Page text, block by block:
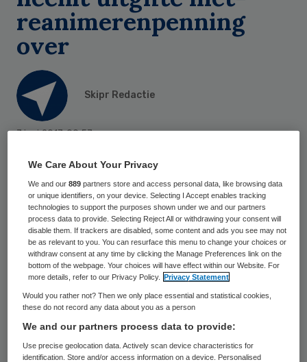
reanimerenpenning
over
Skipr Redactie
7 juni 2017,09:57
De NVVE (Nederlandse Vereniging voor een
Vrijwillig Levenseinde) heeft de uitgifte van
de niet-reanimerenpenning overgedragen
aan de Nederlandse Patiëntenfederatie.
Daarmee wordt de penning losgekoppeld
van een lidmaatschap van de NVVE.
Door de penning te dragen geven mensen
aan dat zij, bijvoorbeeld bij een
We Care About Your Privacy
We and our889 partners store and access personal data, like browsing data
or unique identifiers, on your device. Selecting I Accept enables tracking
technologies to support the purposes shown under we and our partners
process data to provide. Selecting Reject All or withdrawing your consent will
disable them. If trackers are disabled, some content and ads you see may not
be as relevant to you. You can resurface this menu to change your choices or
withdraw consent at any time by clicking the Manage Preferences link on the
bottom of the webpage. Your choices will have effect within our Website. For
more details, refer to our Privacy Policy.
Privacy Statement
Would you rather not? Then we only place essential and statistical cookies,
these do not record any data about you as a person
We and our partners process data to provide:
Use precise geolocation data. Actively scan device characteristics for
identification. Store and/or access information on a device. Personalised